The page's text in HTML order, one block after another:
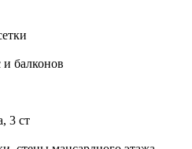
балконов
3 ст